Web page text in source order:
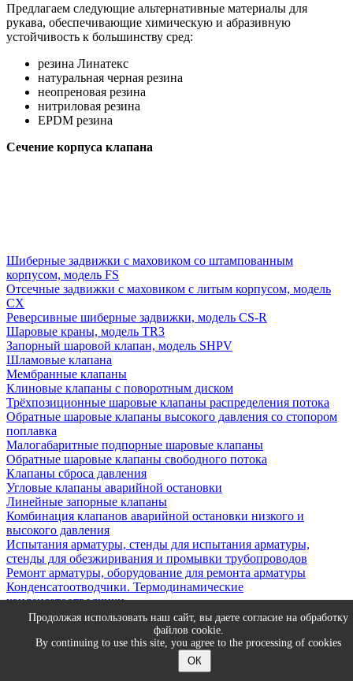
Предлагаем следующие альтернативные материалы для
рукава, обеспечивающие химическую и абразивную
устойчивость к большинству сред:
резина Линатекс
натуральная черная резина
неопреновая резина
нитриловая резина
EPDM резина
Сечение корпуса клапана
Шиберные задвижки с маховиком со штампованным
корпусом, модель FS
Отсечные задвижки с маховиком с литым корпусом, модель
СХ
Реверсивные шиберные задвижки, модель СS-R
Шаровые краны, модель TR3
Запорный шаровой клапан, модель SHPV
Шламовые клапана
Мембранные клапаны
Клиновые клапаны с поворотным диском
Трёхпозиционные шаровые клапаны распределения потока
Обратные шаровые клапаны высокого давления со стопором
поплавка
Малогабаритные подпорные шаровые клапаны
Обратные шаровые клапаны свободного потока
Клапаны сброса давления
Угловые клапаны аварийной остановки
Линейные запорные клапаны
Комбинация клапанов аварийной остановки низкого и
высокого давления
Испытания арматуры, стенды для испытания арматуры,
стенды для обезжиривания и промывки трубопроводов
Ремонт арматуры, оборудование для ремонта арматуры
Конденсатоотводчики. Термодинамические
конденсатоотводчики
Конденсатоотводчик с мембранной капсулой
Конденсатоотводчик поплавковый
Продолжая использовать наш сайт, вы даете согласие на обработку
файлов cookie.
By continuing to use this site, you agree to the processing of cookies
ОК